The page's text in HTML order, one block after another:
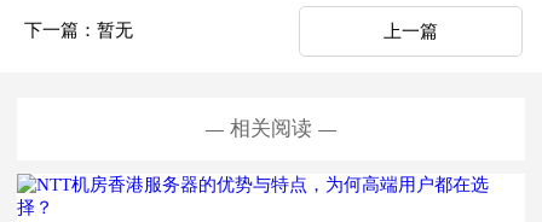
下一篇：暂无 上一篇
相关阅读